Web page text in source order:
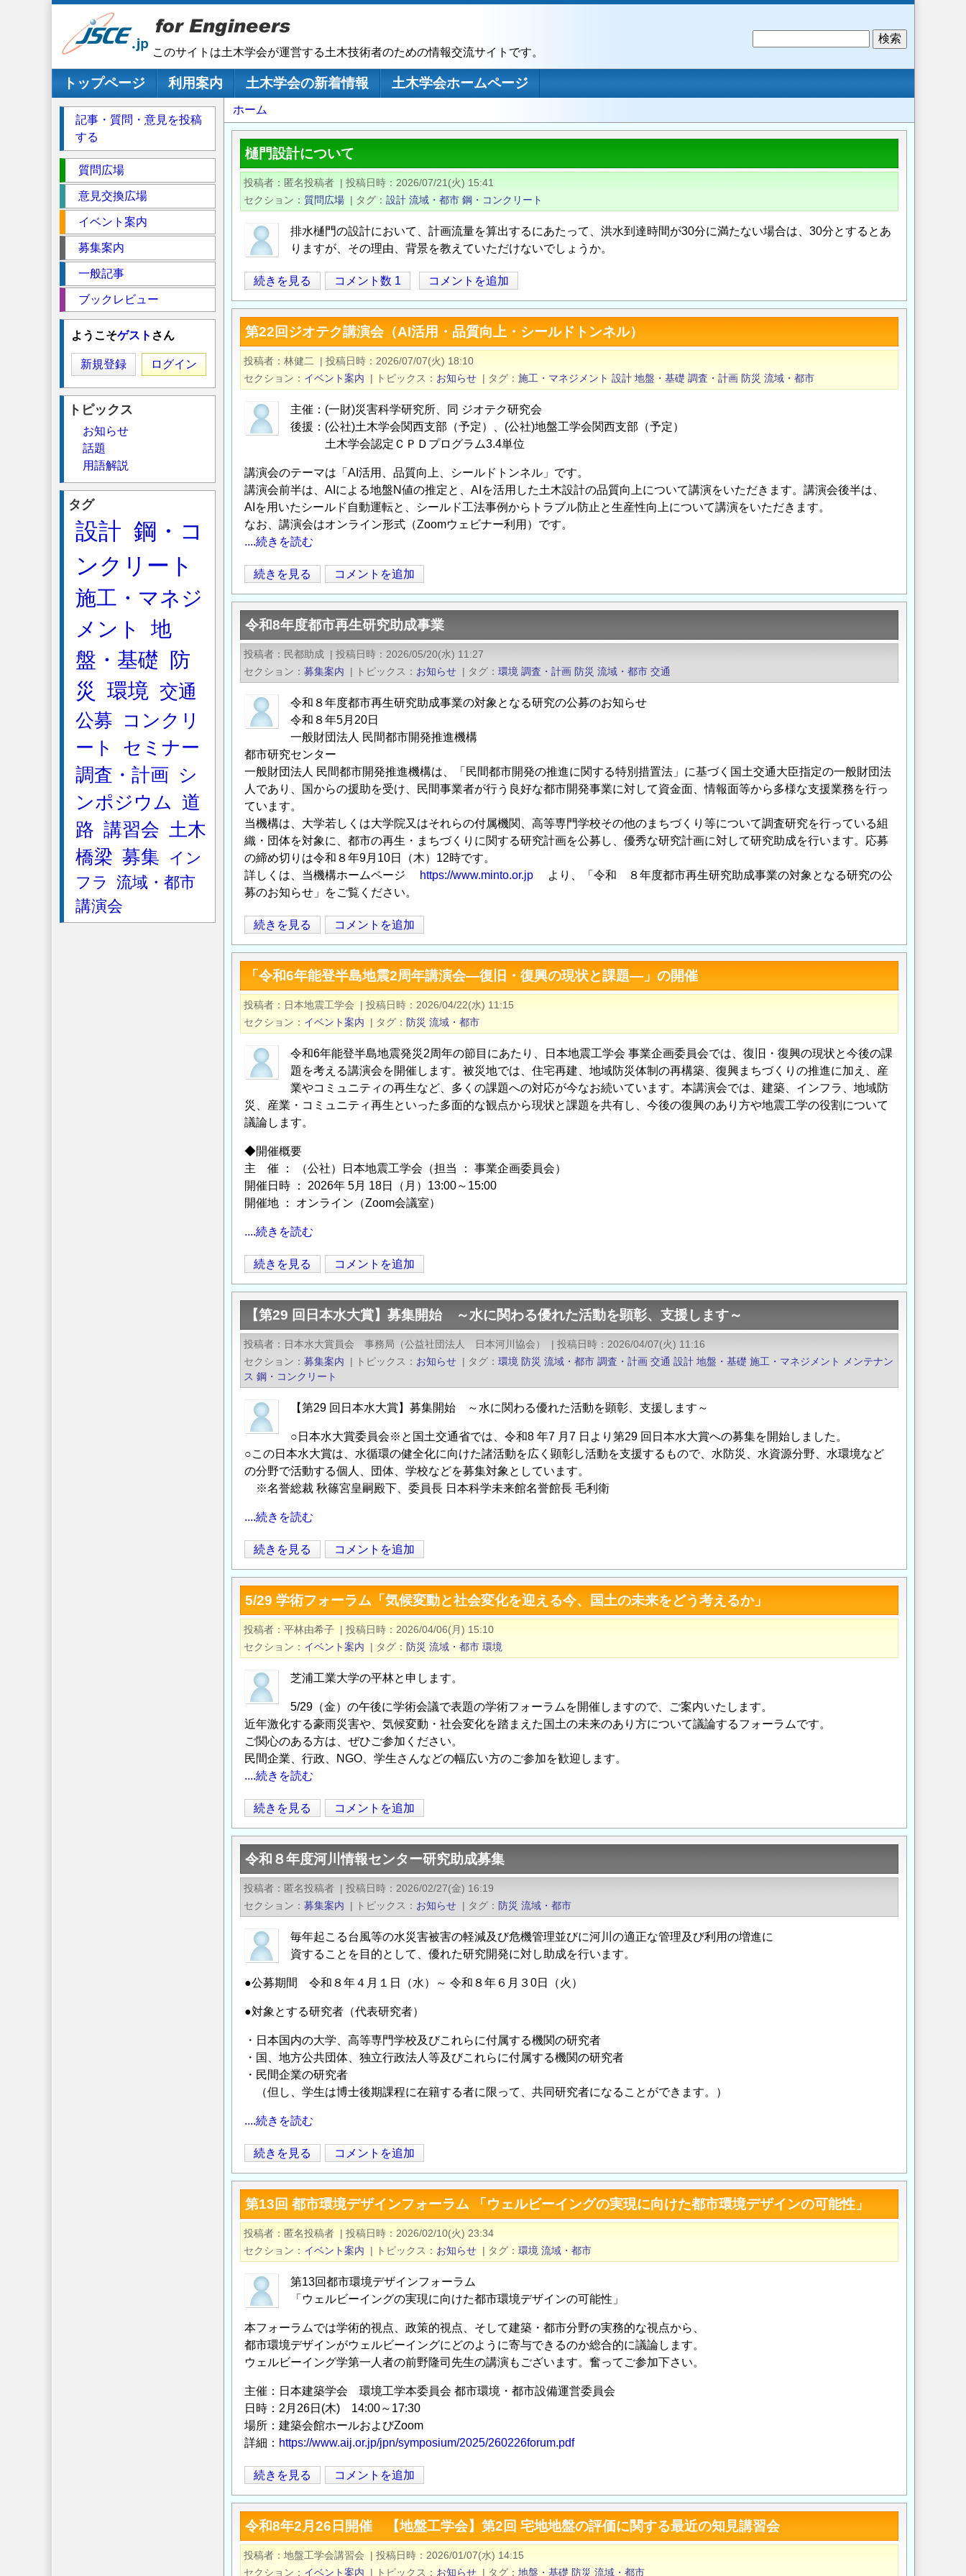
このサイトは土木学会が運営する土木技術者のための情報交流サイトです。
メインナビゲーション
トップページ 利用案内 土木学会の新着情報
土木学会ホームページ
パ
ン
く
ず
ホーム
樋門設計について
投稿者 匿名投稿者 | 投稿日時
2026/07/21(火) 15:41
セクション
質問広場 | タグ 設計 流域・都市 鋼・コンクリート
排水樋門の設計において、計画流量を算出するにあたって、洪水到達時間が30分に満たない場合は、30分とするとあ
りますが、その理由、背景を教えていただけないでしょうか。
樋
門
設
計
に
い
て
の
続きを見る コメント数 1 コメントを追加
第22回ジオテク講演会（AI活用・品質向上・シールドトンネル）
投稿者 林健二 | 投稿日時
2026/07/07(火) 18:10
セクション
イベント案内 | トピックス お知らせ | タグ 施工・マネジメント 設計 地盤・基礎 調査・計画 防災 流域・都市
主催：(一財)災害科学研究所、同 ジオテク研究会
後援：(公社)土木学会関西支部（予定）、(公社)地盤工学会関西支部（予定）
土木学会認定ＣＰＤプログラム3.4単位
講演会のテーマは「AI活用、品質向上、シールドトンネル」です。
講演会前半は、AIによる地盤N値の推定と、AIを活用した土木設計の品質向上について講演をいただきます。講演会後半は、
AIを用いたシールド自動運転と、シールド工法事例からトラブル防止と生産性向上について講演をいただきます。
なお、講演会はオンライン形式（Zoomウェビナー利用）です。
....続きを読む
第
22
回
ジ
オ
ク
講
演
（AI
活
用・
品
質
向
上・
シ
ー
ル
ド
ト
ン
ネ
ル）
の
続きを見る コメントを追加
令和8年度都市再生研究助成事業
投稿者 民都助成 | 投稿日時
2026/05/20(水) 11:27
セクション
募集案内 | トピックス お知らせ | タグ 環境 調査・計画 防災 流域・都市 交通
令和８年度都市再生研究助成事業の対象となる研究の公募のお知らせ
令和８年5月20日
一般財団法人 民間都市開発推進機構
都市研究センター
一般財団法人 民間都市開発推進機構は、「民間都市開発の推進に関する特別措置法」に基づく国土交通大臣指定の一般財団法
人であり、国からの援助を受け、民間事業者が行う良好な都市開発事業に対して資金面、情報面等から多様な支援業務を行っ
ています。
当機構は、大学若しくは大学院又はそれらの付属機関、高等専門学校その他のまちづくり等について調査研究を行っている組
織・団体を対象に、都市の再生・まちづくりに関する研究計画を公募し、優秀な研究計画に対して研究助成を行います。応募
の締め切りは令和８年9月10日（木）12時です。
詳しくは、当機構ホームページ
https://www.minto.or.jpより、「令和 ８年度都市再生研究助成事業の対象となる研究の公
募のお知らせ」をご覧ください。
令
和
8
年
度
市
再
生
究
助
事
業
の
続きを見る コメントを追加
「令和6年能登半島地震2周年講演会―復旧・復興の現状と課題―」の開催
投稿者 日本地震工学会 | 投稿日時
2026/04/22(水) 11:15
セクション
イベント案内 | タグ 防災 流域・都市
令和6年能登半島地震発災2周年の節目にあたり、日本地震工学会 事業企画委員会では、復旧・復興の現状と今後の課
題を考える講演会を開催します。被災地では、住宅再建、地域防災体制の再構築、復興まちづくりの推進に加え、産
業やコミュニティの再生など、多くの課題への対応が今なお続いています。本講演会では、建築、インフラ、地域防
災、産業・コミュニティ再生といった多面的な観点から現状と課題を共有し、今後の復興のあり方や地震工学の役割について
議論します。
◆開催概要
主 催 ： （公社）日本地震工学会（担当 ： 事業企画委員会）
開催日時 ： 2026年 5月 18日（月）13:00～15:00
開催地 ： オンライン（Zoom会議室）
....続きを読む
「令
和
6
年
能
半
島
地
震
周
年
演
―
復
旧・
復
興
の
現
状
と
題
―」
の
開
催
の
続きを見る コメントを追加
【第29 回日本水大賞】募集開始 ～水に関わる優れた活動を顕彰、支援します～
投稿者 日本水大賞員会 事務局（公益社団法人 日本河川協会） | 投稿日時
2026/04/07(火) 11:16
セクション
募集案内 | トピックス お知らせ | タグ 環境 防災 流域・都市 調査・計画 交通 設計 地盤・基礎 施工・マネジメント
メンテナン
ス 鋼・コンクリート
【第29 回日本水大賞】募集開始 ～水に関わる優れた活動を顕彰、支援します～
○日本水大賞委員会※と国土交通省では、令和8 年7 月7 日より第29 回日本水大賞への募集を開始しました。
○この日本水大賞は、水循環の健全化に向けた諸活動を広く顕彰し活動を支援するもので、水防災、水資源分野、水環境など
の分野で活動する個人、団体、学校などを募集対象としています。
※名誉総裁 秋篠宮皇嗣殿下、委員長 日本科学未来館名誉館長 毛利衛
....続きを読む
【第
29
回
日
本
大
賞】
募
開
始
～
水
に
関
わ
る
優
れ
た
動
を
顕
支
援
し
ま
す
の
続きを見る コメントを追加
5/29 学術フォーラム「気候変動と社会変化を迎える今、国土の未来をどう考えるか」
投稿者 平林由希子 | 投稿日時
2026/04/06(月) 15:10
セクション
イベント案内 | タグ 防災 流域・都市 環境
芝浦工業大学の平林と申します。
5/29（金）の午後に学術会議で表題の学術フォーラムを開催しますので、ご案内いたします。
近年激化する豪雨災害や、気候変動・社会変化を踏まえた国土の未来のあり方について議論するフォーラムです。
ご関心のある方は、ぜひご参加ください。
民間企業、行政、NGO、学生さんなどの幅広い方のご参加を歓迎します。
....続きを読む
5/29
学
術
フ
ォ
ラ
ム
「気
変
動
社
会
変
化
を
え
今、
国
土
の
未
来
を
ど
う
考
え
る
か」
の
続きを見る コメントを追加
令和８年度河川情報センター研究助成募集
投稿者 匿名投稿者 | 投稿日時
2026/02/27(金) 16:19
セクション
募集案内 | トピックス お知らせ | タグ 防災 流域・都市
毎年起こる台風等の水災害被害の軽減及び危機管理並びに河川の適正な管理及び利用の増進に
資することを目的として、優れた研究開発に対し助成を⾏います。
●公募期間 令和８年４月１日（水）～ 令和８年６月３0日（火）
●対象とする研究者（代表研究者）
・日本国内の大学、高等専門学校及びこれらに付属する機関の研究者
・国、地方公共団体、独立行政法人等及びこれらに付属する機関の研究者
・民間企業の研究者
（但し、学生は博士後期課程に在籍する者に限って、共同研究者になることができます。）
....続きを読む
令
和
８
年
度
川
情
報
ン
タ
ー
研
究
助
成
集
の
続きを見る コメントを追加
第13回 都市環境デザインフォーラム 「ウェルビーイングの実現に向けた都市環境デザインの可能性」
投稿者 匿名投稿者 | 投稿日時
2026/02/10(火) 23:34
セクション
イベント案内 | トピックス お知らせ | タグ 環境 流域・都市
第13回都市環境デザインフォーラム
「ウェルビーイングの実現に向けた都市環境デザインの可能性」
本フォーラムでは学術的視点、政策的視点、そして建築・都市分野の実務的な視点から、
都市環境デザインがウェルビーイングにどのように寄与できるのか総合的に議論します。
ウェルビーイング学第一人者の前野隆司先生の講演もございます。奮ってご参加下さい。
主催：日本建築学会 環境工学本委員会 都市環境・都市設備運営委員会
日時：2月26日(木) 14:00～17:30
場所：建築会館ホールおよびZoom
詳細： https://www.aij.or.jp/jpn/symposium/2025/260226forum.pdf
第
13
回
都
市
続きを見る コメントを追加
令和8年2月26日開催 【地盤工学会】第2回 宅地地盤の評価に関する最近の知見講習会
投稿者 地盤工学会講習会 | 投稿日時
2026/01/07(水) 14:15
セクション
イベント案内 | トピックス お知らせ | タグ 地盤・基礎 防災 流域・都市
記事・質問・意見を投稿
する
ク
シ
質問広場
意見交換広場
イベント案内
募集案内
一般記事
ブックレビュー
ようこそゲスト さん
新規登録 ログイン
トピックス
お知らせ
話題
用語解説
タグ
設計 鋼・コ
ンクリート
施工・マネジ
メント
地
盤・基礎
防
災
環境 交通
公募
コンクリ
ート
セミナー
調査・計画
シ
ンポジウム 道
路 講習会 土木
橋梁 募集
イン
フラ
流域・都市
講演会